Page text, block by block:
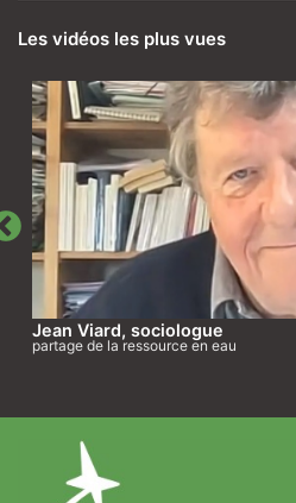
Les vidéos les plus vues
Jean Viard, sociologue
partage de la ressource en eau